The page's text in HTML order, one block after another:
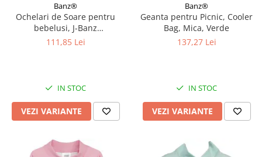
Banz®
Ochelari de Soare pentru
bebelusi, J-Banz
Beachcomber, 1-2 ani, Diverse
111,85 Lei
IN STOC
VEZI VARIANTE
Banz®
Geanta pentru Picnic, Cooler
Bag, Mica, Verde
137,27 Lei
IN STOC
VEZI VARIANTE